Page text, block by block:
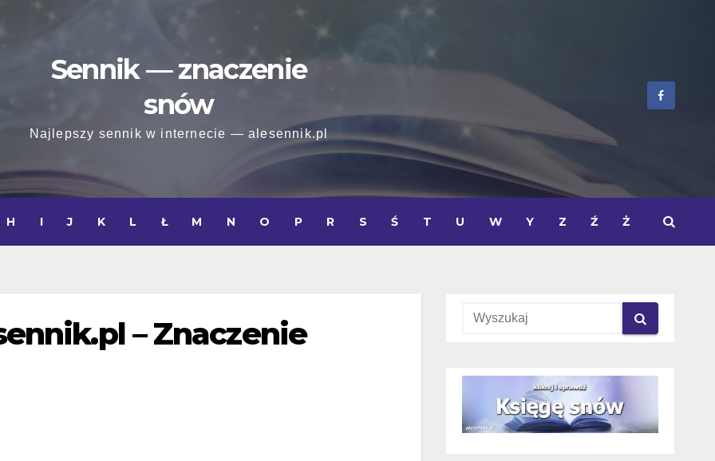
Sennik — znaczenie
snów
Najlepszy sennik w internecie — alesennik.pl
H I J K L Ł M N O P R S Ś T U W Y Z Ź Ż
– Znaczenie